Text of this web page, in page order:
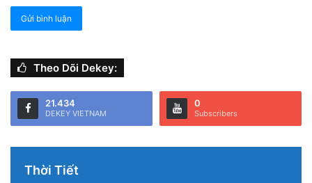
Theo Dõi Dekey:
21.434
DEKEY VIETNAM
0
Subscribers
Thời Tiết